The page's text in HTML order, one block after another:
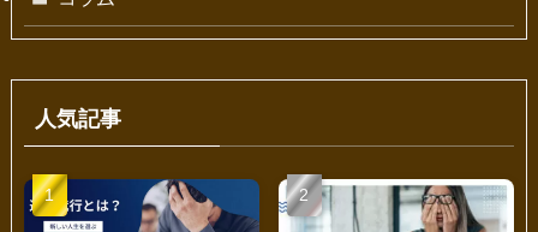
人気記事